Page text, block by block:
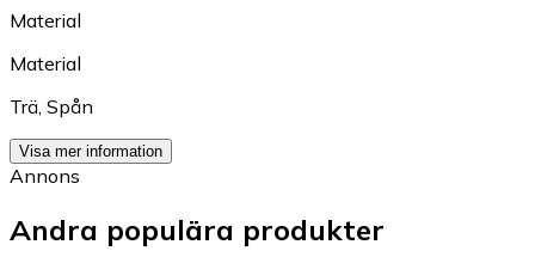
Material
Material
Trä Spån
Visa mer information
Annons
Andra populära produkter